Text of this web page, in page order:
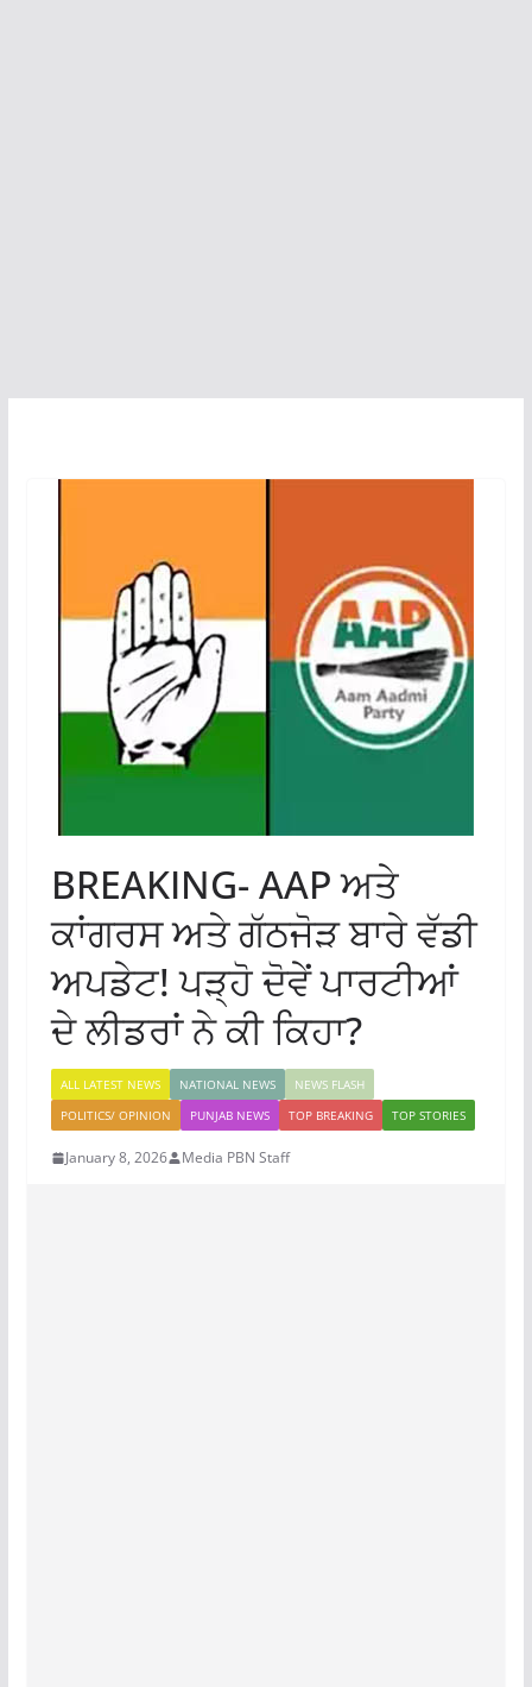
BREAKING- AAP ਅਤੇ
ਕਾਂਗਰਸ ਅਤੇ ਗੱਠਜੋੜ ਬਾਰੇ ਵੱਡੀ
ਅਪਡੇਟ! ਪੜ੍ਹੋ ਦੋਵੇਂ ਪਾਰਟੀਆਂ
ਦੇ ਲੀਡਰਾਂ ਨੇ ਕੀ ਕਿਹਾ?
ALL LATEST NEWS NATIONAL NEWS
NEWS FLASH
POLITICS/ OPINION
PUNJAB NEWS TOP BREAKING TOP STORIES
January 8, 2026 Media PBN Staff